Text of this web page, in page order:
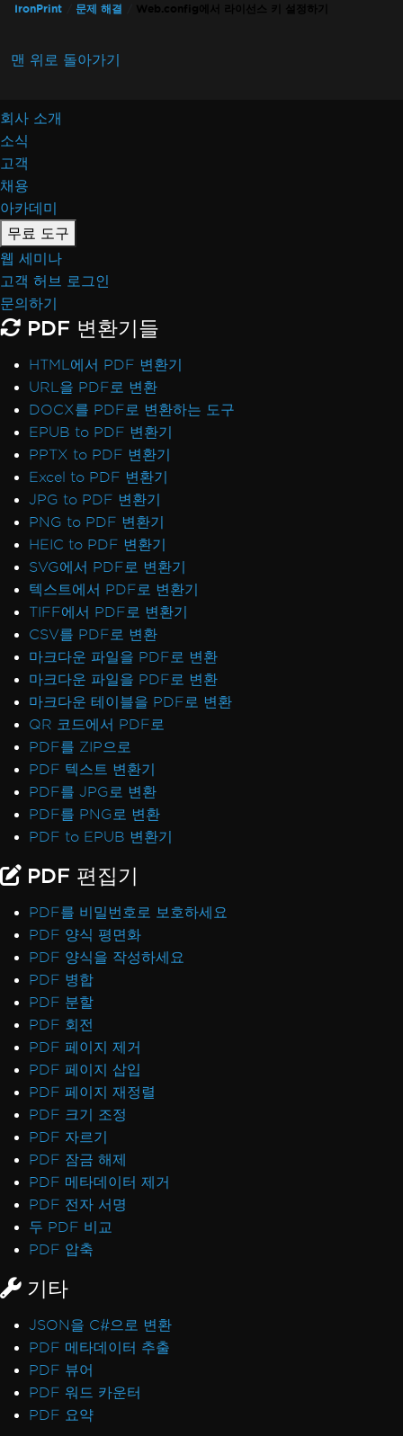
IronPrint 문제 해결 Web.config에서 라이선스 키 설정하기
맨 위로 돌아가기
회사 소개
소식
고객
채용
아카데미
무료 도구
웹 세미나
고객 허브 로그인
문의하기
PDF 변환기들
HTML에서 PDF 변환기
URL을 PDF로 변환
DOCX를 PDF로 변환하는 도구
EPUB to PDF 변환기
PPTX to PDF 변환기
Excel to PDF 변환기
JPG to PDF 변환기
PNG to PDF 변환기
HEIC to PDF 변환기
SVG에서 PDF로 변환기
텍스트에서 PDF로 변환기
TIFF에서 PDF로 변환기
CSV를 PDF로 변환
마크다운 파일을 PDF로 변환
마크다운 파일을 PDF로 변환
마크다운 테이블을 PDF로 변환
QR 코드에서 PDF로
PDF를 ZIP으로
PDF 텍스트 변환기
PDF를 JPG로 변환
PDF를 PNG로 변환
PDF to EPUB 변환기
PDF 편집기
PDF를 비밀번호로 보호하세요
PDF 양식 평면화
PDF 양식을 작성하세요
PDF 병합
PDF 분할
PDF 회전
PDF 페이지 제거
PDF 페이지 삽입
PDF 페이지 재정렬
PDF 크기 조정
PDF 자르기
PDF 잠금 해제
PDF 메타데이터 제거
PDF 전자 서명
두 PDF 비교
PDF 압축
기타
JSON을 C#으로 변환
PDF 메타데이터 추출
PDF 뷰어
PDF 워드 카운터
PDF 요약